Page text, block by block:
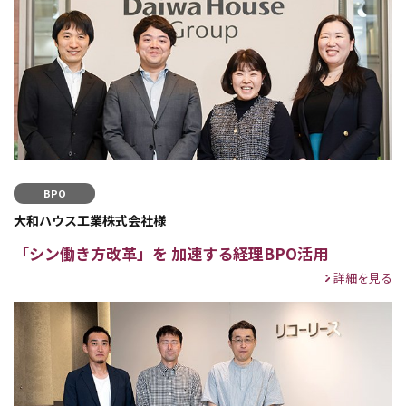
BPO
大和ハウス工業株式会社様
「シン働き方改革」を 加速する経理BPO活用
詳細を見る